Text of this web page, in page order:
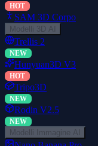
HOT
SAM 3D Corpo
Modelli 3D AI
Trellis 2
NEW
Hunyuan3D V3
HOT
Tripo3D
NEW
Rodin V2.5
NEW
Modelli Immagine AI